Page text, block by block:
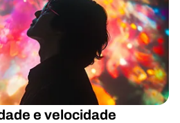
e velocidade